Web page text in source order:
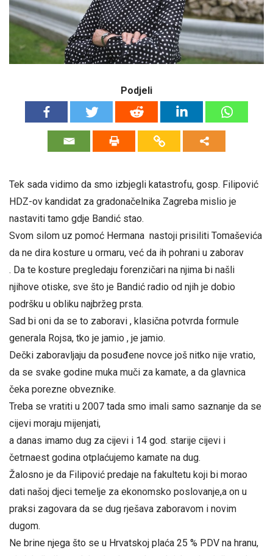
Podjeli
Tek sada vidimo da smo izbjegli katastrofu, gosp. Filipović
HDZ-ov kandidat za gradonačelnika Zagreba mislio je
nastaviti tamo gdje Bandić stao.
Svom silom uz pomoć Hermana nastoji prisiliti Tomaševića
da ne dira kosture u ormaru, već da ih pohrani u zaborav
. Da te kosture pregledaju forenzičari na njima bi našli
njihove otiske, sve što je Bandić radio od njih je dobio
podršku u obliku najbržeg prsta.
Sad bi oni da se to zaboravi , klasična potvrda formule
generala Rojsa, tko je jamio , je jamio.
Dečki zaboravljaju da posuđene novce još nitko nije vratio,
da se svake godine muka muči za kamate, a da glavnica
čeka porezne obveznike.
Treba se vratiti u 2007 tada smo imali samo saznanje da se
cijevi moraju mijenjati,
a danas imamo dug za cijevi i 14 god. starije cijevi i
četrnaest godina otplaćujemo kamate na dug.
Žalosno je da Filipović predaje na fakultetu koji bi morao
dati našoj djeci temelje za ekonomsko poslovanje,a on u
praksi zagovara da se dug rješava zaboravom i novim
dugom.
Ne brine njega što se u Hrvatskoj plaća 25 % PDV na hranu,